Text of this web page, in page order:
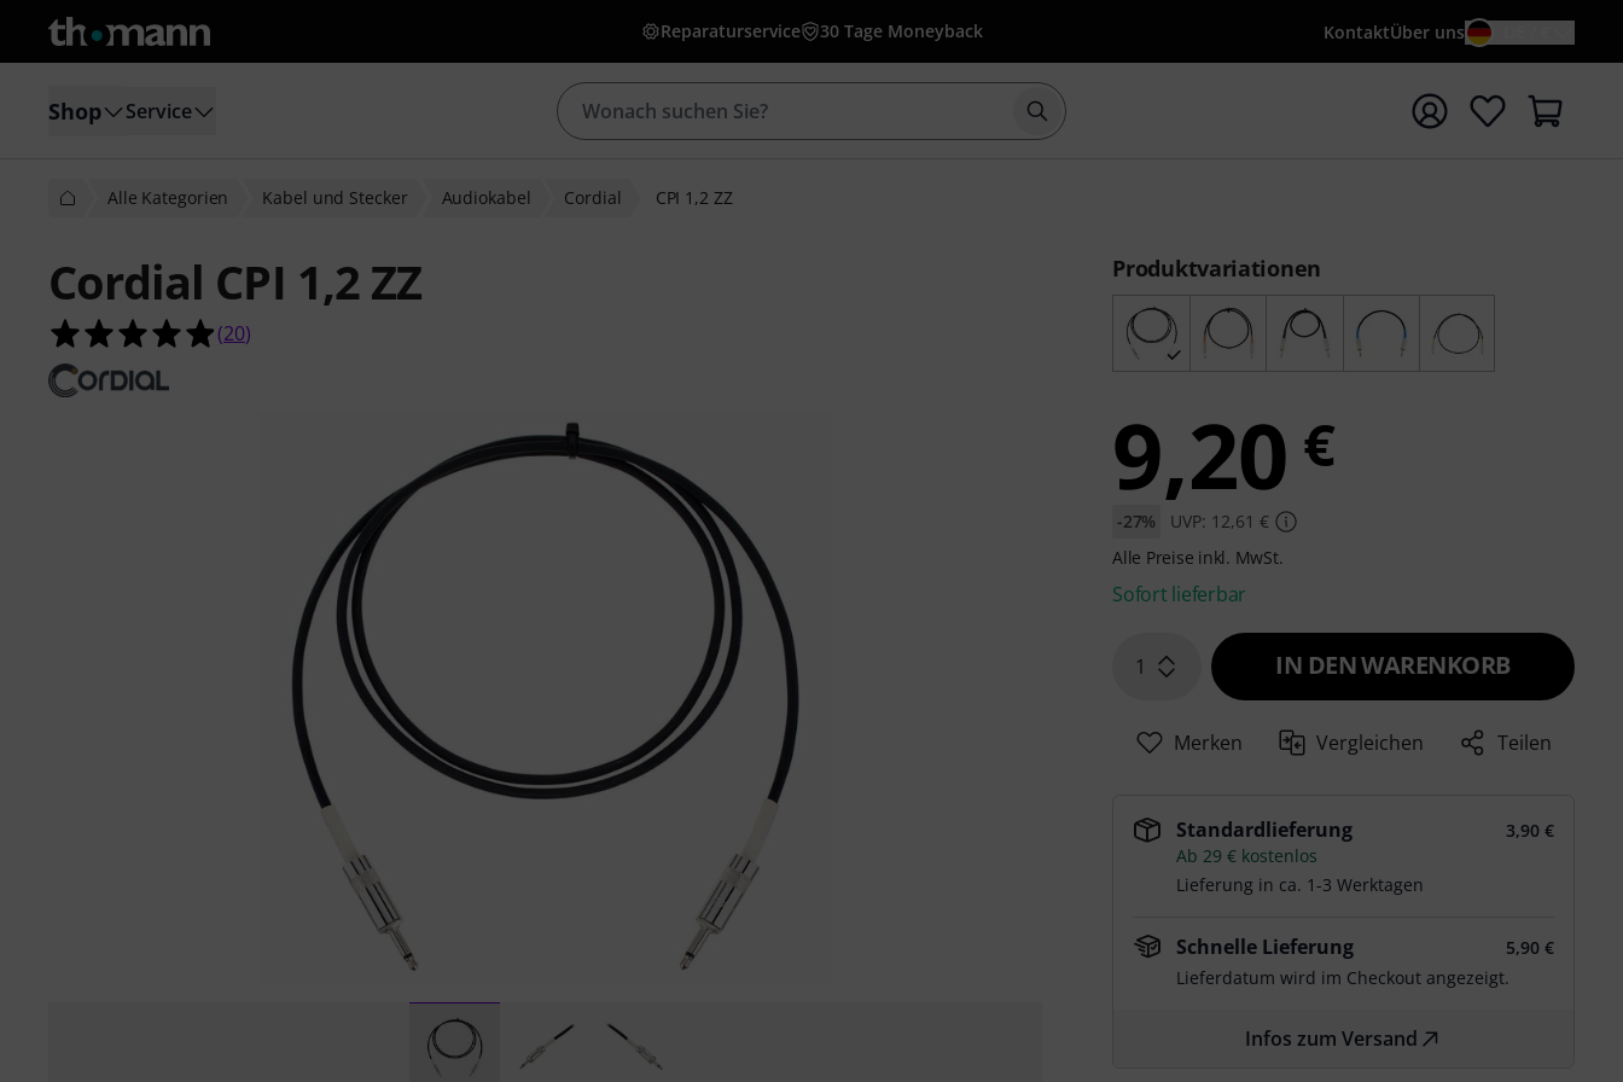
Reparaturservice 30 Tage Moneyback KontaktÜber uns
Shop Service Suche mit Suchwort {searchTerm} starten
Alle Kategorien Kabel und Stecker Audiokabel Cordial CPI 1,2 ZZ
Cordial CPI 1,2 ZZ
4.9 von 5 Sternen aus 20 Kundenbewertungen
(20)
Produktvariationen
9,20 €
-27%
UVP: 12,61 €
Alle Preise inkl. MwSt.
Sofort lieferbar
1 IN DEN WARENKORB
Merken Vergleichen Teilen
Standardlieferung
3,90 €
Ab 29 € kostenlos
Lieferung in ca. 1-3 Werktagen
Schnelle Lieferung
5,90 €
Lieferdatum wird im Checkout angezeigt.
Infos zum Versand